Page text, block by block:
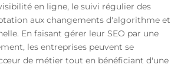
en ligne, le suivi régulier des
aux changements d'algorithme et
En faisant gérer leur SEO par une
les entreprises peuvent se
de métier tout en bénéficiant d'une